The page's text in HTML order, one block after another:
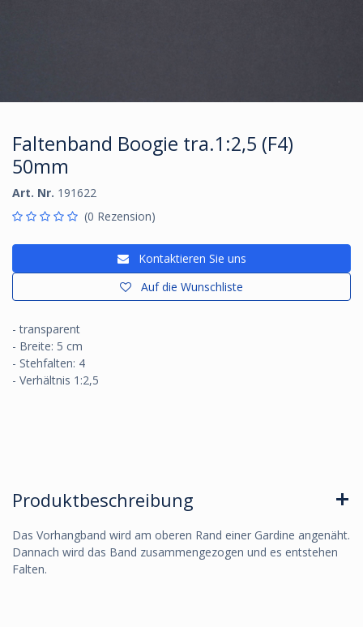
Faltenband Boogie tra.1:2,5 (F4)
50mm
Art. Nr. 191622
(0 Rezension)
Kontaktieren Sie uns
Auf die Wunschliste
- transparent
- Breite: 5 cm
- Stehfalten: 4
- Verhältnis 1:2,5
Produktbeschreibung
Das Vorhangband wird am oberen Rand einer Gardine angenäht.
Dannach wird das Band zusammengezogen und es entstehen
Falten.